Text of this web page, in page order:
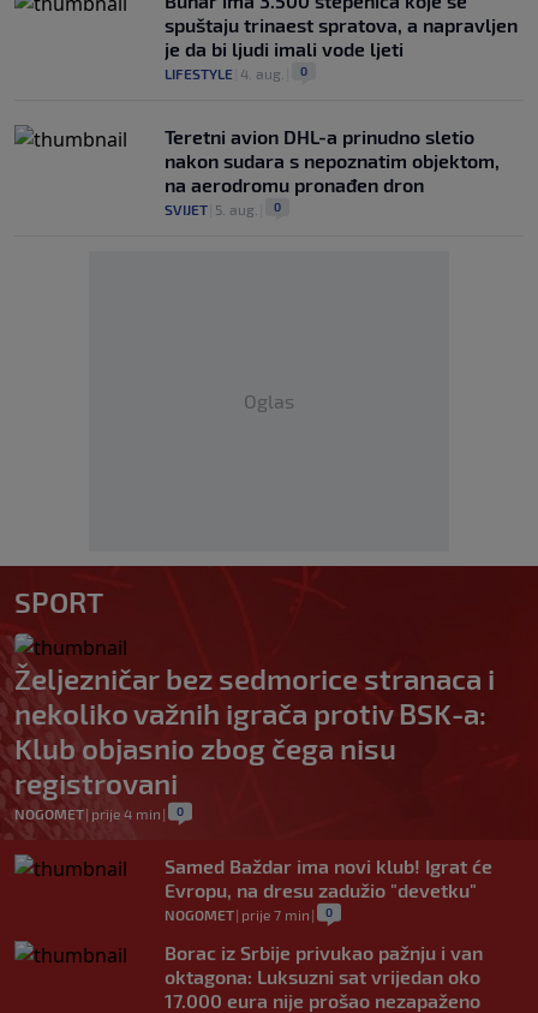
spuštaju trinaest spratova, a napravljen
je da bi ljudi imali vode ljeti
LIFESTYLE 4. aug. 0
Teretni avion DHL-a prinudno sletio
nakon sudara s nepoznatim objektom,
na aerodromu pronađen dron
SVIJET 5. aug. 0
Oglas
SPORT
Željezničar bez sedmorice stranaca i
nekoliko važnih igrača protiv BSK-a:
Klub objasnio zbog čega nisu
registrovani
NOGOMET| prije 4 min | 0
Samed Baždar ima novi klub! Igrat će
Evropu, na dresu zadužio "devetku"
NOGOMET| prije 7 min | 0
Borac iz Srbije privukao pažnju i van
oktagona: Luksuzni sat vrijedan oko
17.000 eura nije prošao nezapaženo